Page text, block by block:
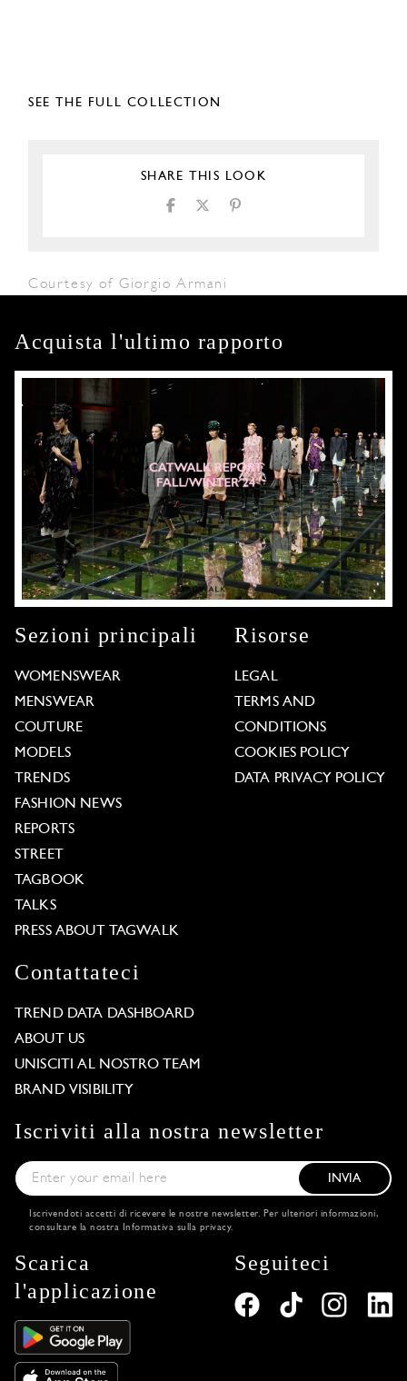
SEE THE FULL COLLECTION
SHARE THIS LOOK
Courtesy of Giorgio Armani
Acquista l'ultimo rapporto
Sezioni principali
WOMENSWEAR
MENSWEAR
COUTURE
MODELS
TRENDS
FASHION NEWS
REPORTS
STREET
TAGBOOK
TALKS
PRESS ABOUT TAGWALK
Risorse
LEGAL
TERMS AND
CONDITIONS
COOKIES POLICY
DATA PRIVACY POLICY
Contattateci
TREND DATA DASHBOARD
ABOUT US
UNISCITI AL NOSTRO TEAM
BRAND VISIBILITY
Iscriviti alla nostra newsletter
INVIA
Iscrivendoti accetti di ricevere le nostre newsletter. Per ulteriori informazioni,
consultare la nostra
Informativa sulla privacy.
Scarica
l'applicazione
Seguiteci